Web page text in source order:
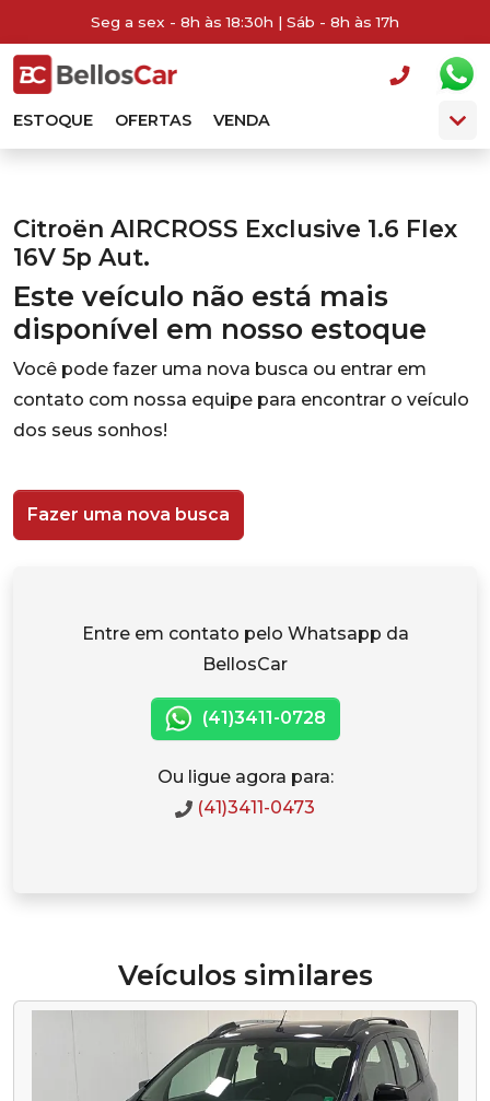
Seg a sex - 8h às 18:30h | Sáb - 8h às 17h
ESTOQUE OFERTAS VENDA
Citroën AIRCROSS Exclusive 1.6 Flex
16V 5p Aut.
Este veículo não está mais
disponível em nosso estoque
Você pode fazer uma nova busca ou entrar em
contato com nossa equipe para encontrar o veículo
dos seus sonhos!
Fazer uma nova busca
Entre em contato pelo Whatsapp da
BellosCar
(41)3411-0728
Ou ligue agora para:
(41)3411-0473
Veículos similares